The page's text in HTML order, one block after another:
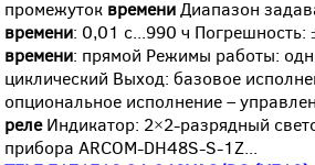
промежуток времени Диапазон
времени: 0,01 с...990 ч Погрешность:
времени: прямой Режимы работы:
циклический Выход: базовое
опциональное исполнение –
релеИндикатор: 2×2-разрядный
прибора ARCOM-DH48S-S-1Z...